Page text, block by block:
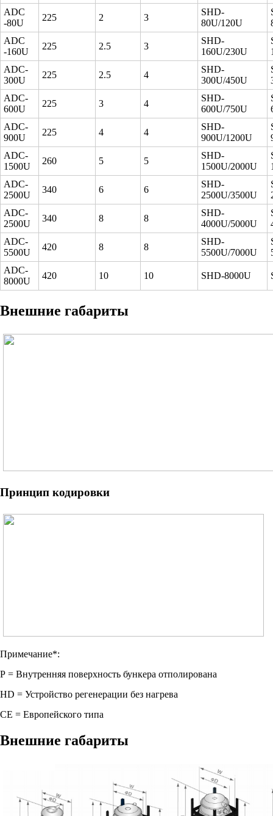
ADC
-80U
225 2 3
SHD-
80U/120U
ADC
-160U
225 2.5 3
SHD-
160U/230U
ADC-
300U
225 2.5 4
SHD-
300U/450U
ADC-
600U
225 3 4
SHD-
600U/750U
ADC-
900U
225 4 4
SHD-
900U/1200U
ADC-
1500U
260 5 5
SHD-
1500U/2000U
ADC-
2500U
340 6 6
SHD-
2500U/3500U
ADC-
2500U
340 8 8
SHD-
4000U/5000U
ADC-
5500U
420 8 8
SHD-
5500U/7000U
ADC-
8000U
420 10 10 SHD-8000U
Внешние габариты
Принцип кодировки
Примечание*:
Р = Внутренняя поверхность бункера отполирована
HD = Устройство регенерации без нагрева
СЕ = Европейского типа
Внешние габариты